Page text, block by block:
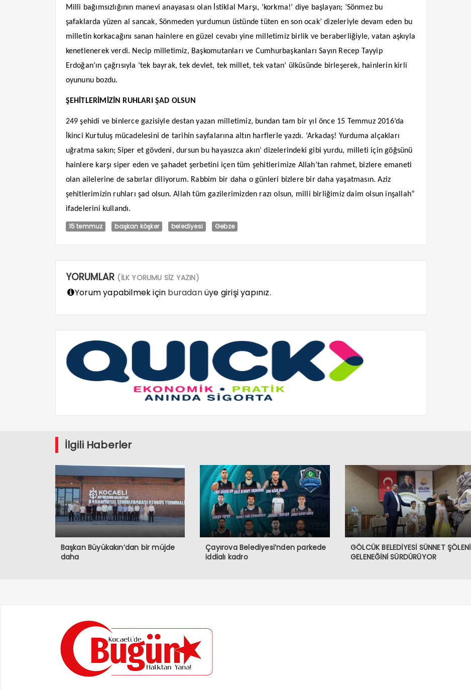
Milli bağımsızlığının manevi anayasası olan İstiklal Marşı, ‘korkma!’ diye başlayan; ‘Sönmez bu
şafaklarda yüzen al sancak, Sönmeden yurdumun üstünde tüten en son ocak’ dizeleriyle devam eden bu
milletin korkacağını sanan hainlere en güzel cevabı yine milletimiz birlik ve beraberliğiyle, vatan aşkıyla
kenetlenerek verdi. Necip milletimiz, Başkomutanları ve Cumhurbaşkanları Sayın Recep Tayyip
Erdoğan’ın çağrısıyla ‘tek bayrak, tek devlet, tek millet, tek vatan’ ülküsünde birleşerek, hainlerin kirli
oyununu bozdu.
ŞEHİTLERİMİZİN RUHLARI ŞAD OLSUN
249 şehidi ve binlerce gazisiyle destan yazan milletimiz, bundan tam bir yıl önce 15 Temmuz 2016’da
İkinci Kurtuluş mücadelesini de tarihin sayfalarına altın harflerle yazdı. ‘Arkadaş! Yurduma alçakları
uğratma sakın; Siper et gövdeni, dursun bu hayasızca akın’ dizelerindeki gibi yurdu, milleti için göğsünü
hainlere karşı siper eden ve şahadet şerbetini içen tüm şehitlerimize Allah’tan rahmet, bizlere emaneti
olan ailelerine de sabırlar diliyorum. Rabbim bir daha o günleri bizlere bir daha yaşatmasın. Aziz
şehitlerimizin ruhları şad olsun. Allah tüm gazilerimizden razı olsun, milli birliğimiz daim olsun inşallah”
ifadelerini kullandı.
15 temmuz başkan köşker belediyesi Gebze
YORUMLAR (İLK YORUMU SİZ YAZIN)
Yorum yapabilmek için buradanüye girişi yapınız.
İlgili Haberler
Başkan Büyükakın’dan bir müjde
daha
Çayırova Belediyesi’nden parkede
iddialı kadro
GÖLCÜK BELEDİYESİ SÜNNET ŞÖLENİ
GELENEĞİNİ SÜRDÜRÜYOR